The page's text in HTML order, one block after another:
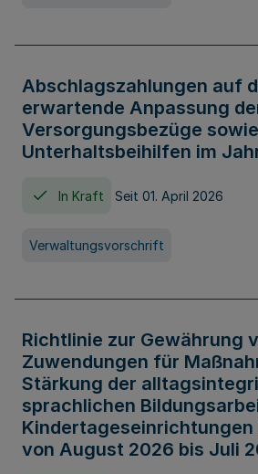
Abschlagszahlungen auf
erwartende Anpassung
Versorgungsbezüge
Unterhaltsbeihilfen im
In Kraft Seit 01. April 2026
Verwaltungsvorschrift
Richtlinie zur Gewährung
Zuwendungen für
Stärkung der
sprachlichen
Kindertageseinrichtungen
von August 2026 bis Juli